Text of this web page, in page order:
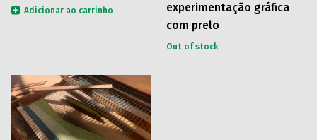
original
atual
Adicionar ao carrinho
experimentação gráfica
com prelo
Out of stock